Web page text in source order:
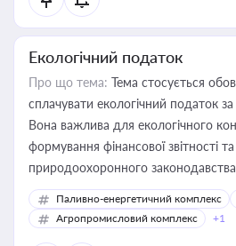
Екологічний податок
Про що тема: Тема стосується
сплачувати екологічний податок
Вона важлива для екологічного
формування фінансової звітності
природоохоронного законодавства
Паливно-енергетичний комплекс
Агропромисловий комплекс
+1